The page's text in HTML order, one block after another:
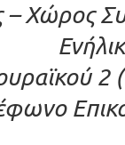
Χώρος
2